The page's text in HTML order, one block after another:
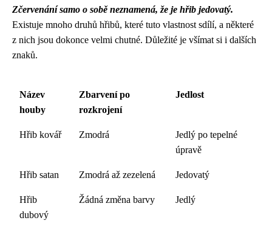
Zčervenání samo o sobě neznamená, že je hřib jedovatý.
Existuje mnoho druhů hřibů, které tuto vlastnost sdílí, a některé
z nich jsou dokonce velmi chutné. Důležité je všímat si i dalších
znaků.
Název
houby
Zbarvení po
rozkrojení
Jedlost
Hřib kovář Zmodrá
Jedlý po tepelné
úpravě
Hřib satan Zmodrá až zezelená Jedovatý
Hřib
dubový
Žádná změna barvy Jedlý